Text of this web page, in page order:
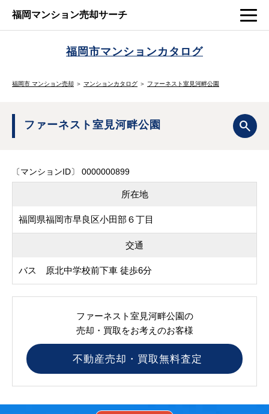
福岡マンション売却サーチ
福岡市マンションカタログ
福岡市 マンション売却 ＞ マンションカタログ ＞ ファーネスト室見河畔公園
ファーネスト室見河畔公園
〔マンションID〕 0000000899
所在地
福岡県福岡市早良区小田部６丁目
交通
バス 原北中学校前下車 徒歩6分
ファーネスト室見河畔公園の
売却・買取をお考えのお客様
不動産売却・買取無料査定